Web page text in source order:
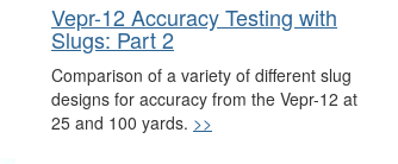
Vepr-12 Accuracy Testing with
Slugs: Part 2
Comparison of a variety of different slug
designs for accuracy from the Vepr-12 at
25 and 100 yards. >>